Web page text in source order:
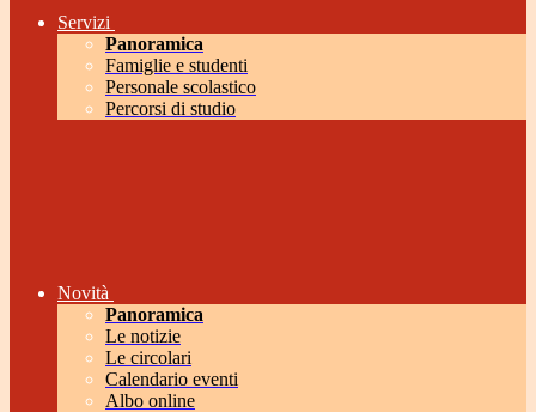
Servizi
Panoramica
Famiglie e studenti
Personale scolastico
Percorsi di studio
Novità
Panoramica
Le notizie
Le circolari
Calendario eventi
Albo online